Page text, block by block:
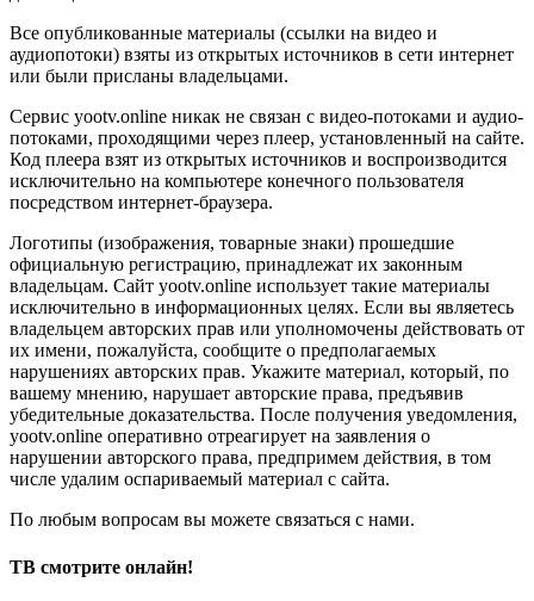
Все опубликованные материалы (ссылки на видео и
аудиопотоки) взяты из открытых источников в сети интернет
или были присланы владельцами.
Сервис yootv.online никак не связан с видео-потоками и аудио-
потоками, проходящими через плеер, установленный на сайте.
Код плеера взят из открытых источников и воспроизводится
исключительно на компьютере конечного пользователя
посредством интернет-браузера.
Логотипы (изображения, товарные знаки) прошедшие
официальную регистрацию, принадлежат их законным
владельцам. Сайт yootv.online использует такие материалы
исключительно в информационных целях. Если вы являетесь
владельцем авторских прав или уполномочены действовать от
их имени, пожалуйста, сообщите о предполагаемых
нарушениях авторских прав. Укажите материал, который, по
вашему мнению, нарушает авторские права, предъявив
убедительные доказательства. После получения уведомления,
yootv.online оперативно отреагирует на заявления о
нарушении авторского права, предпримем действия, в том
числе удалим оспариваемый материал с сайта.
По любым вопросам вы можете связаться с нами.
ТВ смотрите онлайн!